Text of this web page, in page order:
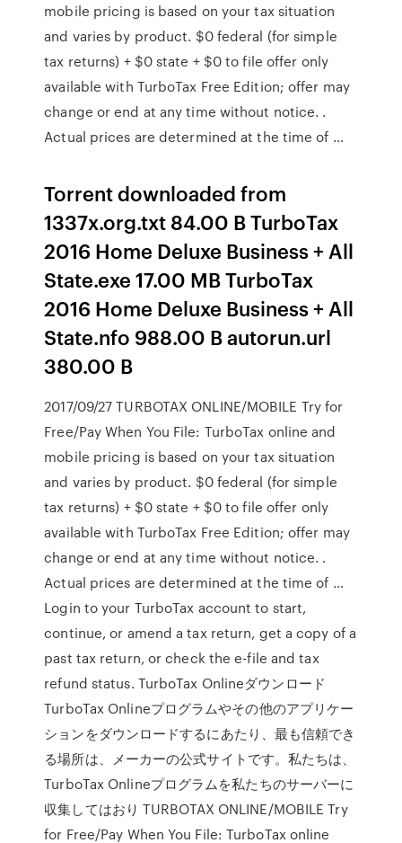
mobile pricing is based on your tax situation
and varies by product. $0 federal (for simple
tax returns) + $0 state + $0 to file offer only
available with TurboTax Free Edition; offer may
change or end at any time without notice. .
Actual prices are determined at the time of …
Torrent downloaded from
1337x.org.txt 84.00 B TurboTax
2016 Home Deluxe Business + All
State.exe 17.00 MB TurboTax
2016 Home Deluxe Business + All
State.nfo 988.00 B autorun.url
380.00 B
2017/09/27 TURBOTAX ONLINE/MOBILE Try for
Free/Pay When You File: TurboTax online and
mobile pricing is based on your tax situation
and varies by product. $0 federal (for simple
tax returns) + $0 state + $0 to file offer only
available with TurboTax Free Edition; offer may
change or end at any time without notice. .
Actual prices are determined at the time of …
Login to your TurboTax account to start,
continue, or amend a tax return, get a copy of a
past tax return, or check the e-file and tax
refund status. TurboTax Onlineダウンロード
TurboTax Onlineプログラムやその他のアプリケー
ションをダウンロードするにあたり、最も信頼でき
る場所は、メーカーの公式サイトです。私たちは、
TurboTax Onlineプログラムを私たちのサーバーに
収集してはおり TURBOTAX ONLINE/MOBILE Try
for Free/Pay When You File: TurboTax online